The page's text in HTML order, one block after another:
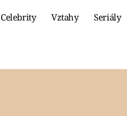
Celebrity Vztahy Seriály